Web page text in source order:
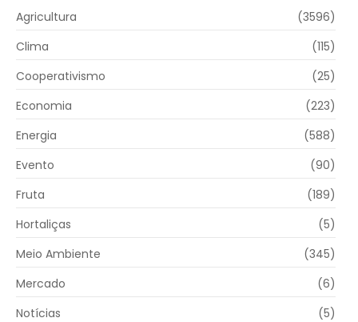
Agricultura
(3596)
Clima
(115)
Cooperativismo
(25)
Economia
(223)
Energia
(588)
Evento
(90)
Fruta
(189)
Hortaliças
(5)
Meio Ambiente
(345)
Mercado
(6)
Notícias
(5)